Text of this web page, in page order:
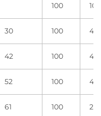
100 10
30 100 4
42 100 4
52 100 4
61 100 2